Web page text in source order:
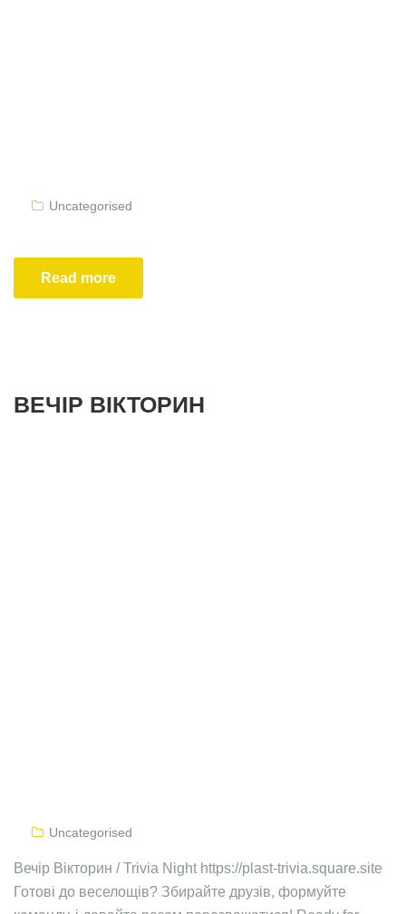
Uncategorised
Read more
ВЕЧІР ВІКТОРИН
Uncategorised
Вечір Вікторин / Trivia Night https://plast-trivia.square.site
Готові до веселощів? Збирайте друзів, формуйте